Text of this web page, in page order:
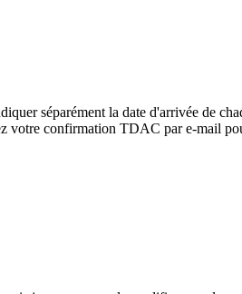
séparément la date d'arrivée de
votre confirmation TDAC par e-mail